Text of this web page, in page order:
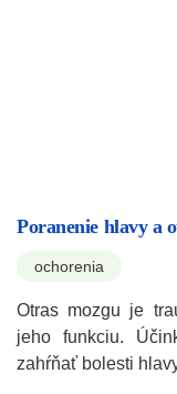
Poranenie hlavy a
ochorenia
Otras mozgu je
jeho funkciu.
zahŕňať bolesti